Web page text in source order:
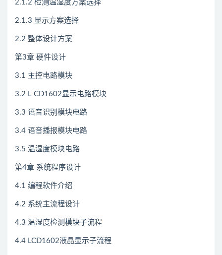
2.1.2 检测温湿度方案选择
2.1.3 显示方案选择
2.2 整体设计方案
第3章 硬件设计
3.1 主控电路模块
3.2 L CD1602显示电路模块
3.3 语音识别模块电路
3.4 语音播报模块电路
3.5 温湿度模块电路
第4章 系统程序设计
4.1 编程软件介绍
4.2 系统主流程设计
4.3 温湿度检测模块子流程
4.4 LCD1602液晶显示子流程